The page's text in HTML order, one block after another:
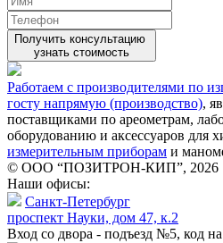
Получить консультацию
узнать стоимость
Работаем с производителями по
госту напрямую (производство),
поставщиками по ареометрам,
оборудованию и аксессуаров для
измерительным приборам и
© ООО “ПОЗИТРОН-КИП”, 2026
Наши офисы:
Санкт-Петербург
проспект Науки, дом 47, к.2
Вход со двора - подъезд №5, код